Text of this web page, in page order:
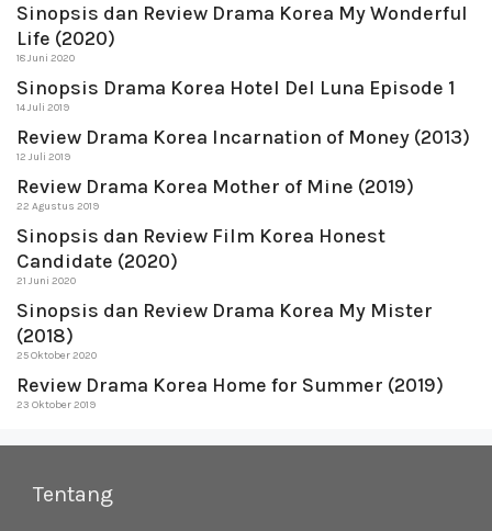
Sinopsis dan Review Drama Korea My Wonderful
Life (2020)
18 Juni 2020
Sinopsis Drama Korea Hotel Del Luna Episode 1
14 Juli 2019
Review Drama Korea Incarnation of Money (2013)
12 Juli 2019
Review Drama Korea Mother of Mine (2019)
22 Agustus 2019
Sinopsis dan Review Film Korea Honest
Candidate (2020)
21 Juni 2020
Sinopsis dan Review Drama Korea My Mister
(2018)
25 Oktober 2020
Review Drama Korea Home for Summer (2019)
23 Oktober 2019
Tentang